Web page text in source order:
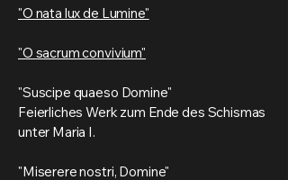
"O nata lux de Lumine"
"O sacrum convivium"
"Suscipe quaeso Domine"
Feierliches Werk zum Ende des Schismas
unter Maria I.
"Miserere nostri, Domine"